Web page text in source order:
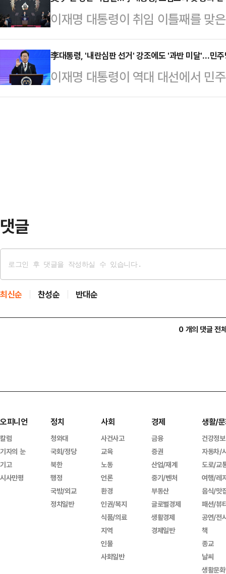
우리가 해야 할 이야기가 있고, 하
다.이어…
오후 국회에서 열린 의원총회를 마
여부와 관련된 질문에 "비대위원장
견을 좀 더 들어보고, 비대위원장
했다"고 밝혔다.이날 국민의힘은
의 거취와 당 쇄신 방안을…
이재명 대통령이 취임 이틀째를 맞
가 이뤄지지 않고 있다. 과거 문재
전 대통령이 그 다음날 미국 대통령
다. 관세정책이나 방위비 분담금
대통령실은 5일 "트럼프 대통령과
李대통령, '내란심판 선거' 강조에도 '과반 미달'…민주
이재명 대통령이 역대 대선에서 민
다. 3년 만의 정권교체다. 다만 이
댓글
최신순 찬성순 반대순
0 개의 댓글 전
오피니언
칼럼
기자의 눈
기고
시사만평
정치
청와대
국회/정당
북한
행정
국방/외교
정치일반
사회
사건사고
교육
노동
언론
환경
인권/복지
식품/의료
지역
인물
사회일반
경제
금융
증권
산업/재계
중기/벤처
부동산
글로벌경제
생활경제
경제일반
생활/
건강정보
자동차/
도로/교
여행/레
음식/맛
패션/뷰
공연/전
책
종교
날씨
생활문